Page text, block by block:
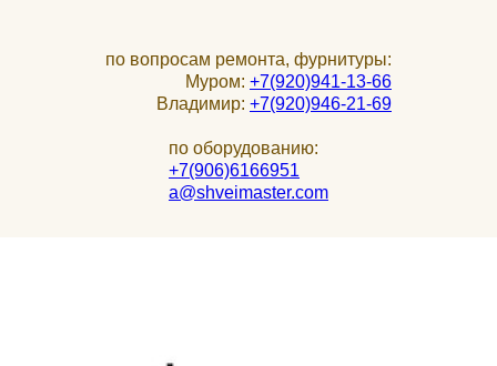
по вопросам ремонта, фурнитуры:
Муром: +7(920)941-13-66
Владимир: +7(920)946-21-69
по оборудованию:
+7(906)6166951
a@shveimaster.com